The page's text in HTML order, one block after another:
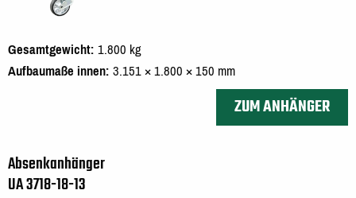
Gesamtgewicht 1.800 kg
Aufbaumaße innen 3.151 × 1.800 × 150 mm
ZUM ANHÄNGER
Absenkanhänger
UA 3718-18-13